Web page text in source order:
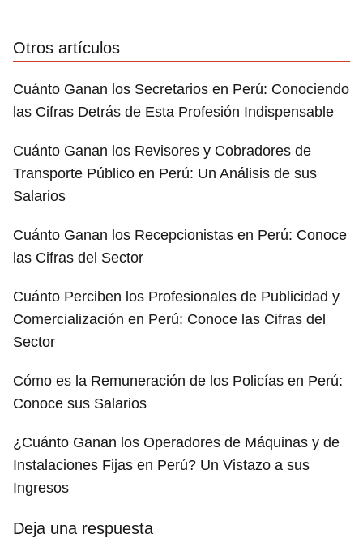
Otros artículos
Cuánto Ganan los Secretarios en Perú: Conociendo
las Cifras Detrás de Esta Profesión Indispensable
Cuánto Ganan los Revisores y Cobradores de
Transporte Público en Perú: Un Análisis de sus
Salarios
Cuánto Ganan los Recepcionistas en Perú: Conoce
las Cifras del Sector
Cuánto Perciben los Profesionales de Publicidad y
Comercialización en Perú: Conoce las Cifras del
Sector
Cómo es la Remuneración de los Policías en Perú:
Conoce sus Salarios
¿Cuánto Ganan los Operadores de Máquinas y de
Instalaciones Fijas en Perú? Un Vistazo a sus
Ingresos
Deja una respuesta